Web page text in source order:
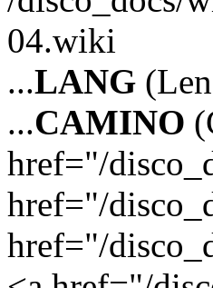
04.wiki
...LANG
...CAMINO
href="/
href="/
href="/